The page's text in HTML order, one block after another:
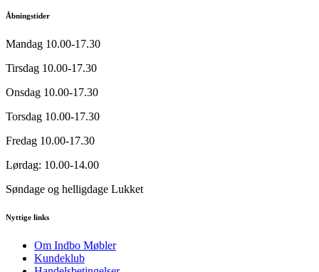
Åbningstider
Mandag 10.00-17.30
Tirsdag 10.00-17.30
Onsdag 10.00-17.30
Torsdag 10.00-17.30
Fredag 10.00-17.30
Lørdag: 10.00-14.00
Søndage og helligdage Lukket
Nyttige links
Om Indbo Møbler
Kundeklub